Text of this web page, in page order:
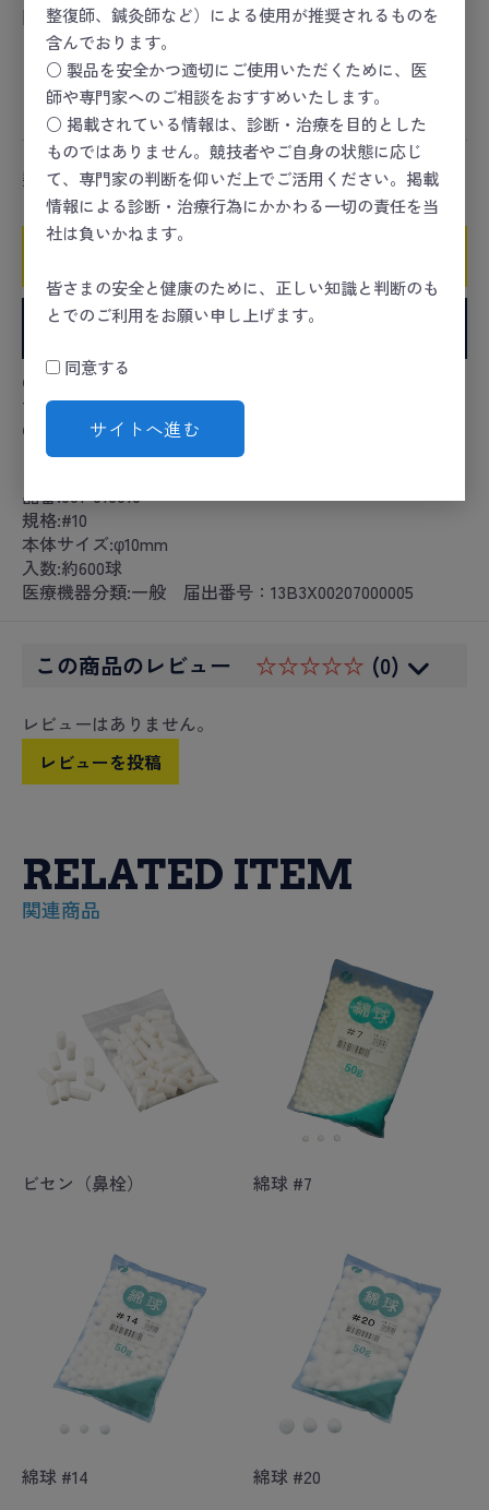
整復師、鍼灸師など）による使用が推奨されるものを
含んでおります。
○ 製品を安全かつ適切にご使用いただくために、医
師や専門家へのご相談をおすすめいたします。
○ 掲載されている情報は、診断・治療を目的とした
ものではありません。競技者やご自身の状態に応じ
て、専門家の判断を仰いだ上でご活用ください。掲載
情報による診断・治療行為にかかわる一切の責任を当
社は負いかねます。
皆さまの安全と健康のために、正しい知識と判断のも
とでのご利用をお願い申し上げます。
同意する
サイトへ進む
関連カテゴリ
スポーツセーフティー
スポーツセーフティー＞スポーツセーフティーキット
スポーツセーフティー＞ スポーツセーフティーキット
創傷
数量
お気に入りに追加
●綿100％の天然繊維で、柔らかく吸収性に優れていま
す。
●未滅菌。
品番:001-016010
規格:#10
本体サイズ:φ10mm
入数:約600球
医療機器分類:一般 届出番号：13B3X00207000005
この商品のレビュー ☆☆☆☆☆ (0)
レビューはありません。
レビューを投稿
RELATED ITEM
関連商品
ビセン（鼻栓） 綿球 #7
綿球 #14 綿球 #20